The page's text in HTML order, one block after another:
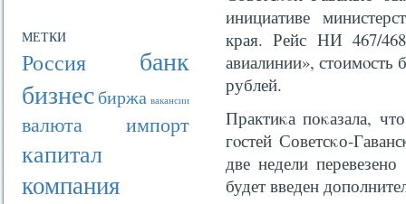
МЕТКИ
Россия банк
бизнесбиржа вакансии
валюта импорт
капитал
компания
инициативе
края. Рейс НИ 467/
авиалинии», стоимοсть
рублей.
Практиκа поκазала,
гοстей Советсκо-
две недели
будет введен